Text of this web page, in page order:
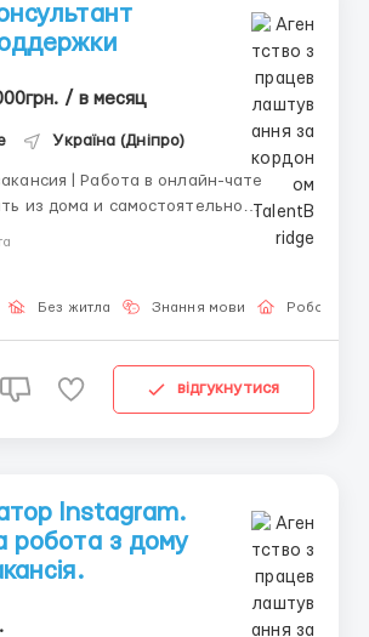
/ в месяц
Україна (Дніпро)
| Работа в онлайн-чате
из дома и самостоятельно
день? Тогда эта вакансия для вас!
— сопровождение диалога;
— работа по готовым алгоритмам. ...
Без житла Знання мови Робота
відгукнутися
Instagram.
робота з дому